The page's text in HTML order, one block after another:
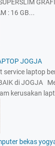
: 16 GB...
JOGJA
service laptop
di JOGJA
kerusakan
bekas